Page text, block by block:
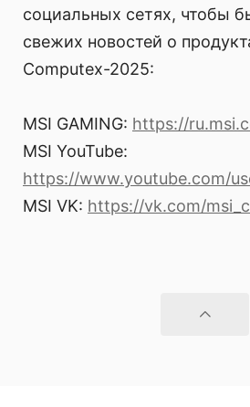
социальных сетях, чтобы
свежих новостей о
Computex-2025:
MSI GAMING: https://
MSI YouTube:
https://www.youtube.com/
MSI VK: https://vk.com/